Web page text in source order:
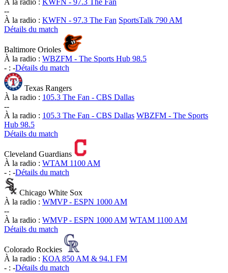
À la radio : KWFN - 97.3 The Fan
--
À la radio : KWFN - 97.3 The Fan SportsTalk 790 AM
Détails du match
Baltimore Orioles
À la radio : WBZFM - The Sports Hub 98.5
- : -Détails du match
Texas Rangers
À la radio : 105.3 The Fan - CBS Dallas
--
À la radio : 105.3 The Fan - CBS Dallas WBZFM - The Sports
Hub 98.5
Détails du match
Cleveland Guardians
À la radio : WTAM 1100 AM
- : -Détails du match
Chicago White Sox
À la radio : WMVP - ESPN 1000 AM
--
À la radio : WMVP - ESPN 1000 AM WTAM 1100 AM
Détails du match
Colorado Rockies
À la radio : KOA 850 AM & 94.1 FM
- : -Détails du match